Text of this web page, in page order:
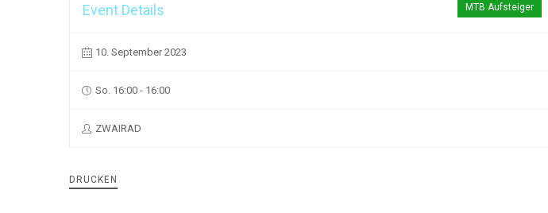
MTB Aufsteiger
Event Details
10. September 2023
So. 16:00 - 16:00
ZWAIRAD
DRUCKEN